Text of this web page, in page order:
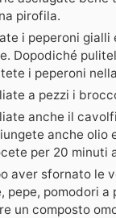
pirofila.
i peperoni
Dopodiché
i peperoni
a pezzi i
anche il
anche
per 20 minuti
aver sfornato le
pepe, pomodori
un composto